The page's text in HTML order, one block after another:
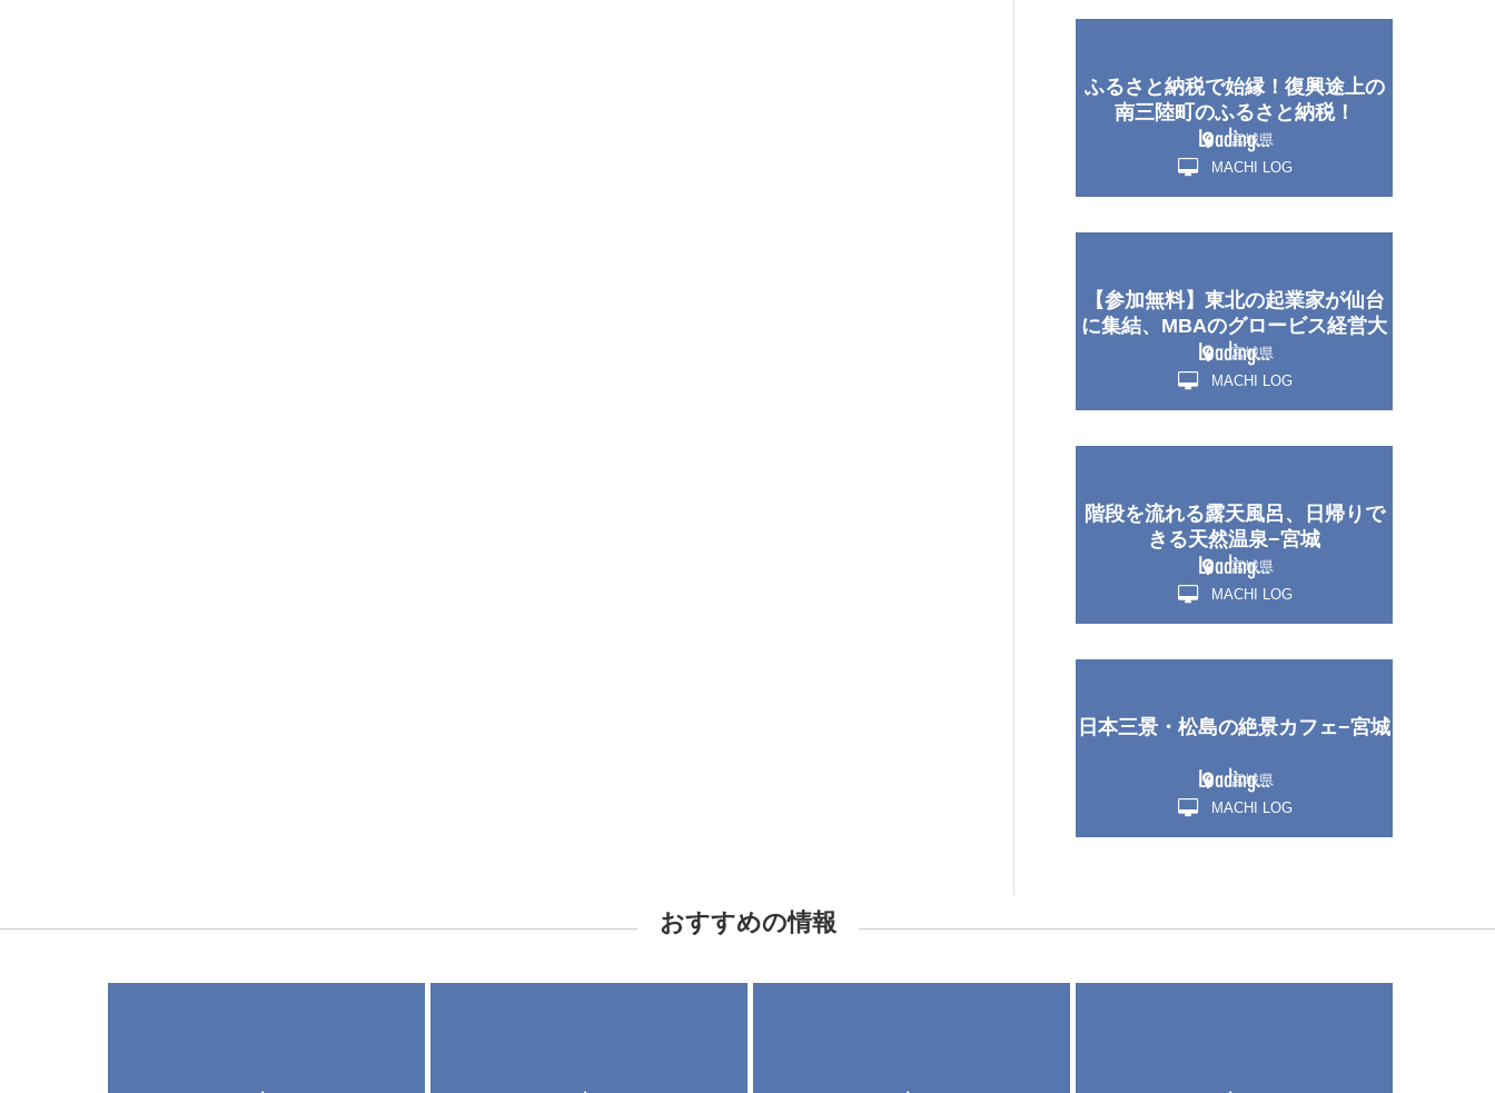
ふるさと納税で始縁！復興途上の
南三陸町のふるさと納税！
宮城県
MACHI LOG
【参加無料】東北の起業家が仙台
に集結、MBAのグロービス経営大
学院・堀義人氏の講演開催
宮城県
MACHI LOG
階段を流れる露天風呂、日帰りで
きる天然温泉−宮城
宮城県
MACHI LOG
日本三景・松島の絶景カフェ−宮城
宮城県
MACHI LOG
おすすめの情報